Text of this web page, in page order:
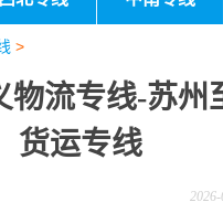
>
物流专线-苏州
货运专线